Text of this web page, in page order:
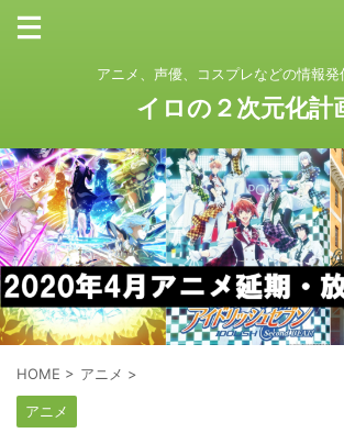
アニメ、声優、コスプレなどの情報発
イロの２次元化計
HOME > アニメ >
アニメ